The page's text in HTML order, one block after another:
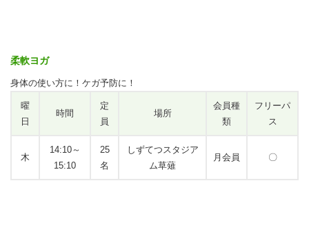
柔軟ヨガ
身体の使い方に！ケガ予防に！
曜
日
時間
定
員
場所
会員種
類
フリーパ
ス
木
14:10～
15:10
25
名
しずてつスタジア
ム草薙
月会員 〇